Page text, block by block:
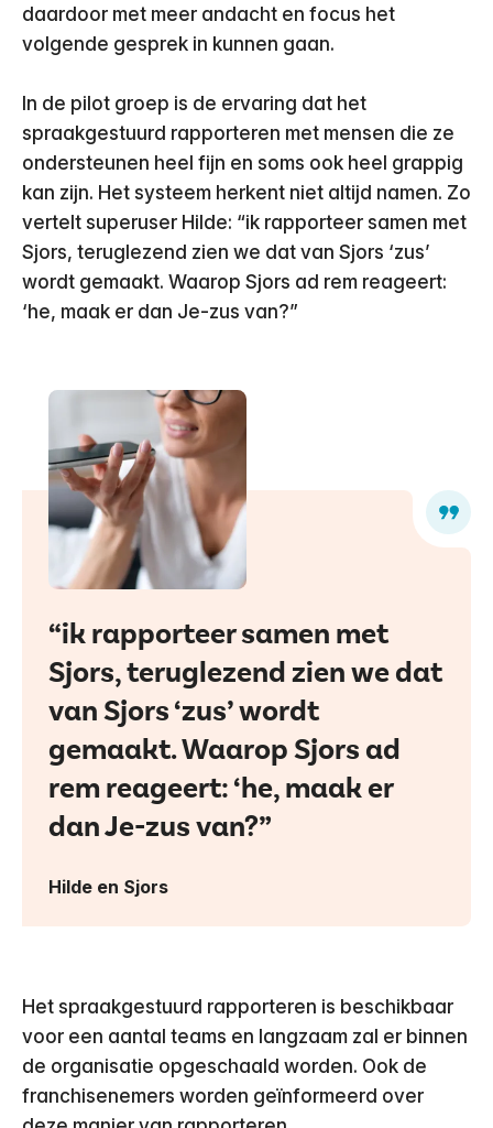
daardoor met meer andacht en focus het
volgende gesprek in kunnen gaan.
In de pilot groep is de ervaring dat het
spraakgestuurd rapporteren met mensen die ze
ondersteunen heel fijn en soms ook heel grappig
kan zijn. Het systeem herkent niet altijd namen. Zo
vertelt superuser Hilde: “ik rapporteer samen met
Sjors, teruglezend zien we dat van Sjors ‘zus’
wordt gemaakt. Waarop Sjors ad rem reageert:
‘he, maak er dan Je-zus van?”
ik rapporteer samen met
Sjors, teruglezend zien we dat
van Sjors ‘zus’ wordt
gemaakt. Waarop Sjors ad
rem reageert: ‘he, maak er
dan Je-zus van?
Hilde en Sjors
Het spraakgestuurd rapporteren is beschikbaar
voor een aantal teams en langzaam zal er binnen
de organisatie opgeschaald worden. Ook de
franchisenemers worden geïnformeerd over